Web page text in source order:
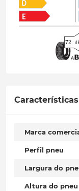
Marca
Perfil pneu
Largura do
Altura do pneu